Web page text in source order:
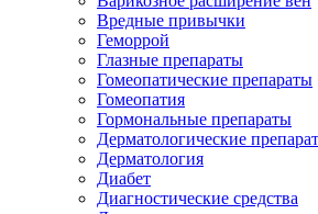
Вредные привычки
Геморрой
Глазные препараты
Гомеопатические препараты
Гомеопатия
Гормональные препараты
Дерматологические
Дерматология
Диабет
Диагностические средства